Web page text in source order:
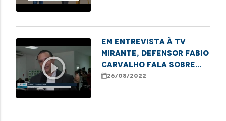
play_circle_outline
Em entrevista à TV
Mirante, Defensor Fabio
Carvalho fala sobre
termo de cooperação
26/08/2022